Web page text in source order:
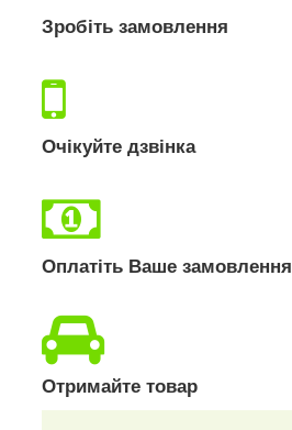
Зробіть замовлення
Очікуйте дзвінка
Оплатіть Ваше замовлення
Отримайте товар